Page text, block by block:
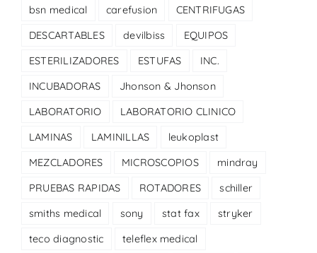
bsn medical
carefusion
CENTRIFUGAS
DESCARTABLES
devilbiss
EQUIPOS
ESTERILIZADORES
ESTUFAS
INC.
INCUBADORAS
Jhonson & Jhonson
LABORATORIO
LABORATORIO CLINICO
LAMINAS
LAMINILLAS
leukoplast
MEZCLADORES
MICROSCOPIOS
mindray
PRUEBAS RAPIDAS
ROTADORES
schiller
smiths medical
sony stat fax
stryker
teco diagnostic
teleflex medical